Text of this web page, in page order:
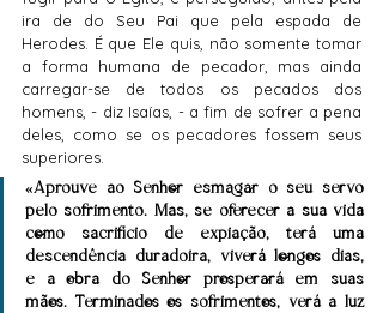
ira de do Seu Pai que pela espada de
Herodes. É que Ele quis, não somente tomar
a forma humana de pecador, mas ainda
carregar-se de todos os pecados dos
homens, - diz Isaías, - a fim de sofrer a pena
deles, como se os pecadores fossem seus
superiores.
«Aprouve ao Senhor esmagar o seu servo
pelo sofrimento. Mas, se oferecer a sua vida
como sacrifício de expiação, terá uma
descendência duradoira, viverá longos dias,
e a obra do Senhor prosperará em suas
mãos. Terminados os sofrimentos, verá a luz